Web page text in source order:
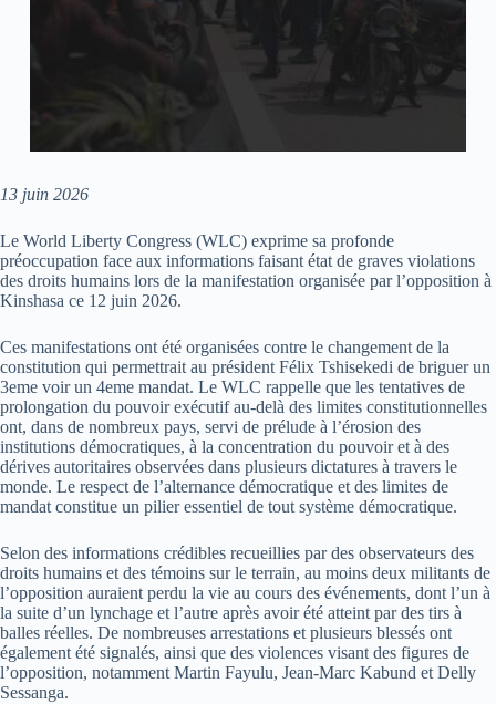
13 juin 2026
Le World Liberty Congress (WLC) exprime sa profonde
préoccupation face aux informations faisant état de graves violations
des droits humains lors de la manifestation organisée par l’opposition à
Kinshasa ce 12 juin 2026.
Ces manifestations ont été organisées contre le changement de la
constitution qui permettrait au président Félix Tshisekedi de briguer un
3eme voir un 4eme mandat. Le WLC rappelle que les tentatives de
prolongation du pouvoir exécutif au-delà des limites constitutionnelles
ont, dans de nombreux pays, servi de prélude à l’érosion des
institutions démocratiques, à la concentration du pouvoir et à des
dérives autoritaires observées dans plusieurs dictatures à travers le
monde. Le respect de l’alternance démocratique et des limites de
mandat constitue un pilier essentiel de tout système démocratique.
Selon des informations crédibles recueillies par des observateurs des
droits humains et des témoins sur le terrain, au moins deux militants de
l’opposition auraient perdu la vie au cours des événements, dont l’un à
la suite d’un lynchage et l’autre après avoir été atteint par des tirs à
balles réelles. De nombreuses arrestations et plusieurs blessés ont
également été signalés, ainsi que des violences visant des figures de
l’opposition, notamment Martin Fayulu, Jean-Marc Kabund et Delly
Sessanga.